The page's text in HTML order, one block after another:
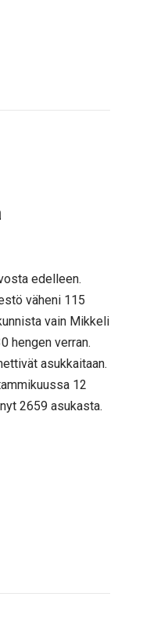
edelleen.
väheni 115
vain Mikkeli
hengen verran.
asukkaitaan.
12
2659 asukasta.